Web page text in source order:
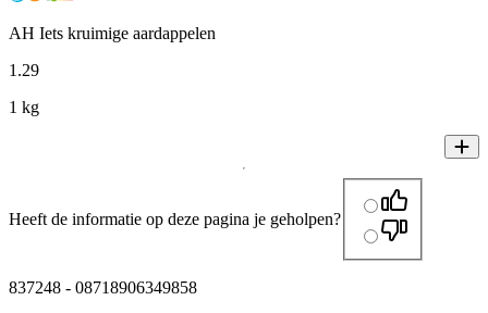
AH Iets kruimige aardappelen
1 .29
1 kg
Heeft de informatie op deze pagina je geholpen?
837248 - 08718906349858